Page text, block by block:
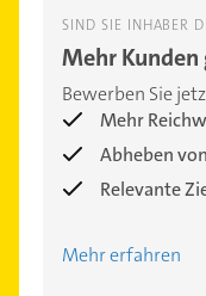
SIND SIE INHABER
Mehr
Bewerben Sie
Mehr
Abheben
Relevante
Mehr erfahren